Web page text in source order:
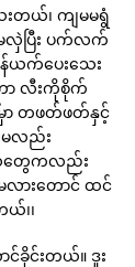
တယ်၊ ကျမမရွံ
လှဲပြီး ပက်လက်
ယက်ပေးသေး
ကာ လီးကိုစိုက်
မှာ တဖတ်ဖတ်နှင့်
လည်း
တွေကလည်း
ားတောင် ထင်
၊၊
ခိုင်းတယ်။ ဒူး